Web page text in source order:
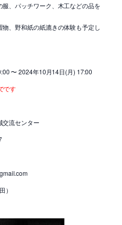
、パッチワーク、木工などの品を
、野和紙の紙漉きの体験も予定し
〜 2024年10月14日(月) 17:00
す
流センター
）